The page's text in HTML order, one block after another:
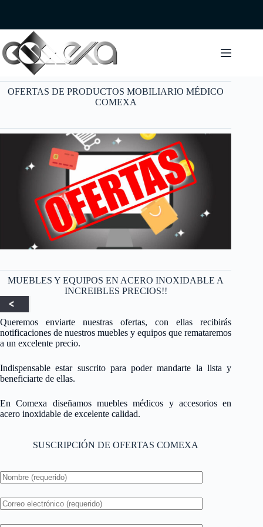
OFERTAS DE PRODUCTOS MOBILIARIO MÉDICO
COMEXA
MUEBLES Y EQUIPOS EN ACERO INOXIDABLE A
INCREIBLES PRECIOS!!
Queremos enviarte nuestras ofertas, con ellas recibirás
notificaciones de nuestros muebles y equipos que remataremos
a un excelente precio.
Indispensable estar suscrito para poder mandarte la lista y
beneficiarte de ellas.
En Comexa diseñamos muebles médicos y accesorios en
acero inoxidable de excelente calidad.
SUSCRIPCIÓN DE OFERTAS COMEXA